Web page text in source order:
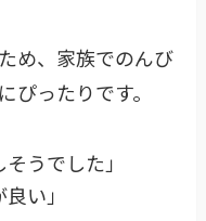
め、家族でのんび
ぴったりです。
うでした」
い」